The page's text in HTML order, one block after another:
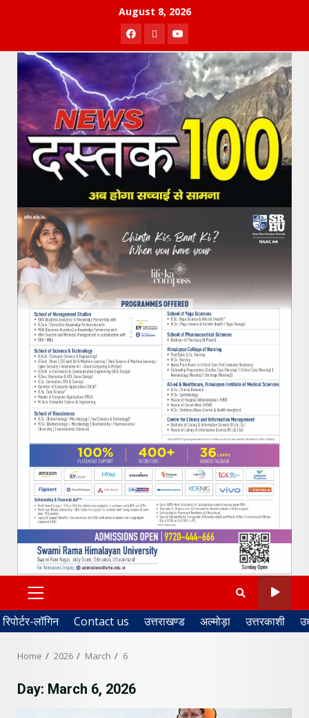
August 8, 2026
Facebook
TwitterYoutube
PRIMARY
MENU
रिपोर्टर-लॉगिन Contact us उत्तराखण्ड अल्मोड़ा उत्तरकाशी
Home 2026 March 6
Day: March 6, 2026